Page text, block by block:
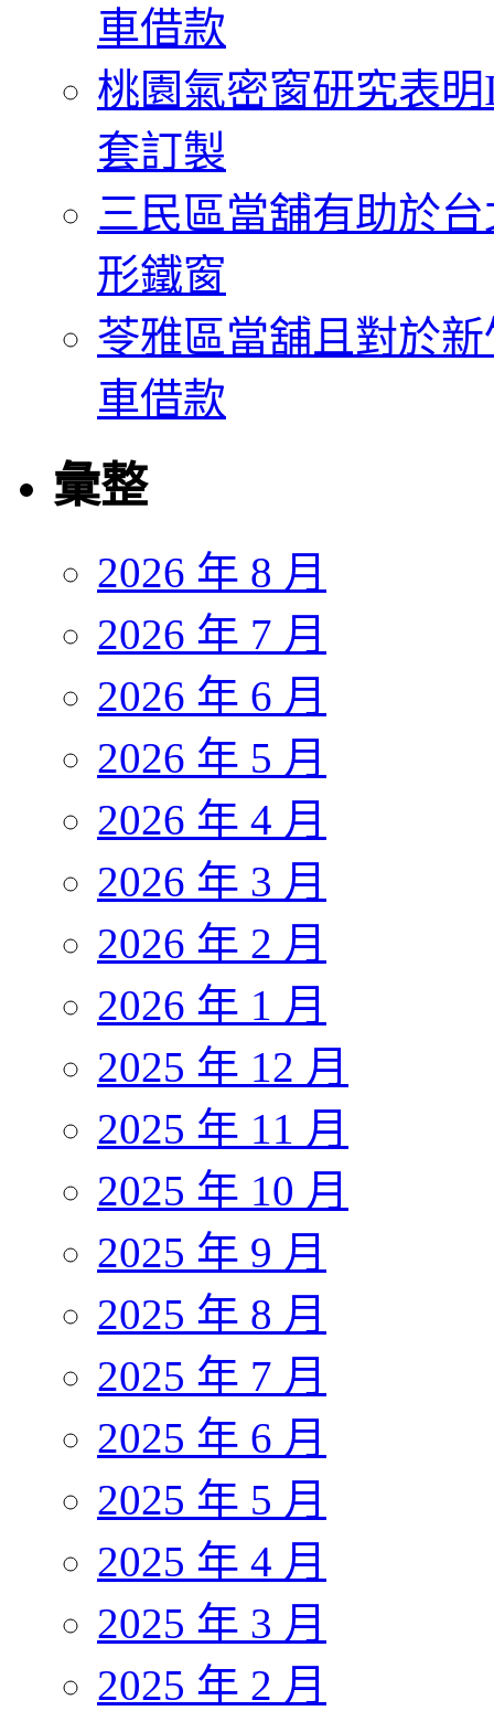
車借款
桃園氣密窗研究表
套訂製
三民區當舖有助於
形鐵窗
苓雅區當舖且對於
車借款
彙整
2026 年 8 月
2026 年 7 月
2026 年 6 月
2026 年 5 月
2026 年 4 月
2026 年 3 月
2026 年 2 月
2026 年 1 月
2025 年 12 月
2025 年 11 月
2025 年 10 月
2025 年 9 月
2025 年 8 月
2025 年 7 月
2025 年 6 月
2025 年 5 月
2025 年 4 月
2025 年 3 月
2025 年 2 月